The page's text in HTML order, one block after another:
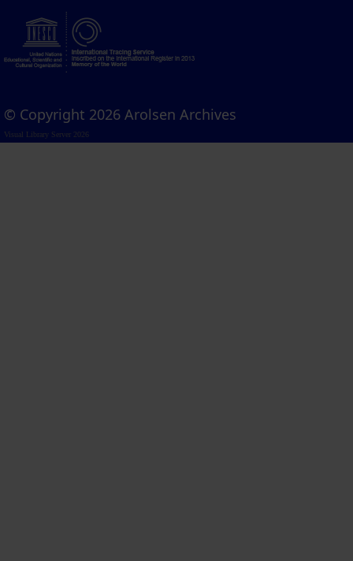
© Copyright 2026 Arolsen Archives
Visual Library Server 2026